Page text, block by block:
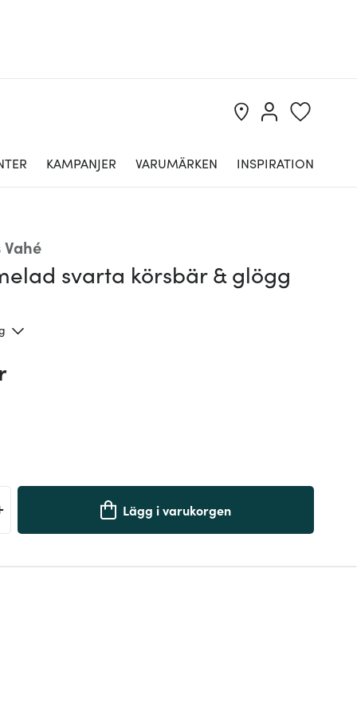
KAMPANJER VARUMÄRKEN INSPIRATION
svarta körsbär & glögg
Lägg i varukorgen